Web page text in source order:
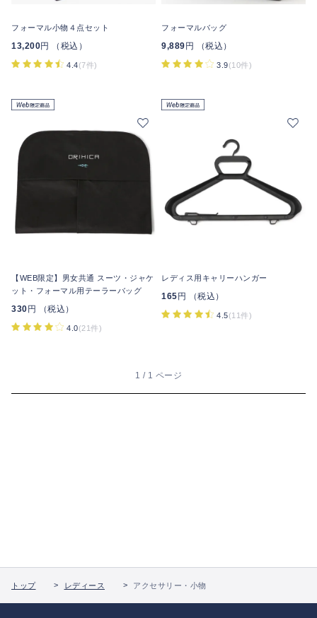
フォーマル小物４点セット
13,200円 （税込）
4.4(7件)
フォーマルバッグ
9,889 円 （税込）
3.9(10件)
【WEB限定】男女共通 スーツ・ジャケ
ット・フォーマル用テーラーバッグ
330 円 （税込）
4.0(21件)
レディス用キャリーハンガー
165 円 （税込）
4.5(11件)
1 / 1 ページ
トップ レディース アクセサリー・小物